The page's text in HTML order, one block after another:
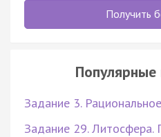
Получить
Задание 3.
Задание 29. Литосфера.